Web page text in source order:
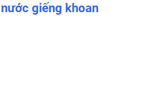
giếng khoan